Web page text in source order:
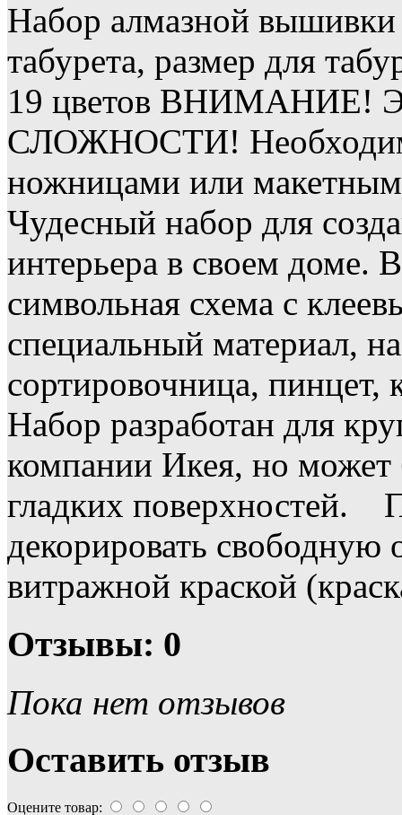
Набор алмазной вышивки
табурета, размер для
19 цветов
СЛОЖНОСТИ!
ножницами или
Чудесный набор для
интерьера в своем доме.
символьная схема с
специальный материал,
сортировочница, пинцет,
Набор разработан для
компании Икея, но может
гладких поверхностей.
декорировать свободную
витражной краской
Отзывы: 0
Пока нет отзывов
Оставить отзыв
Оцените товар: